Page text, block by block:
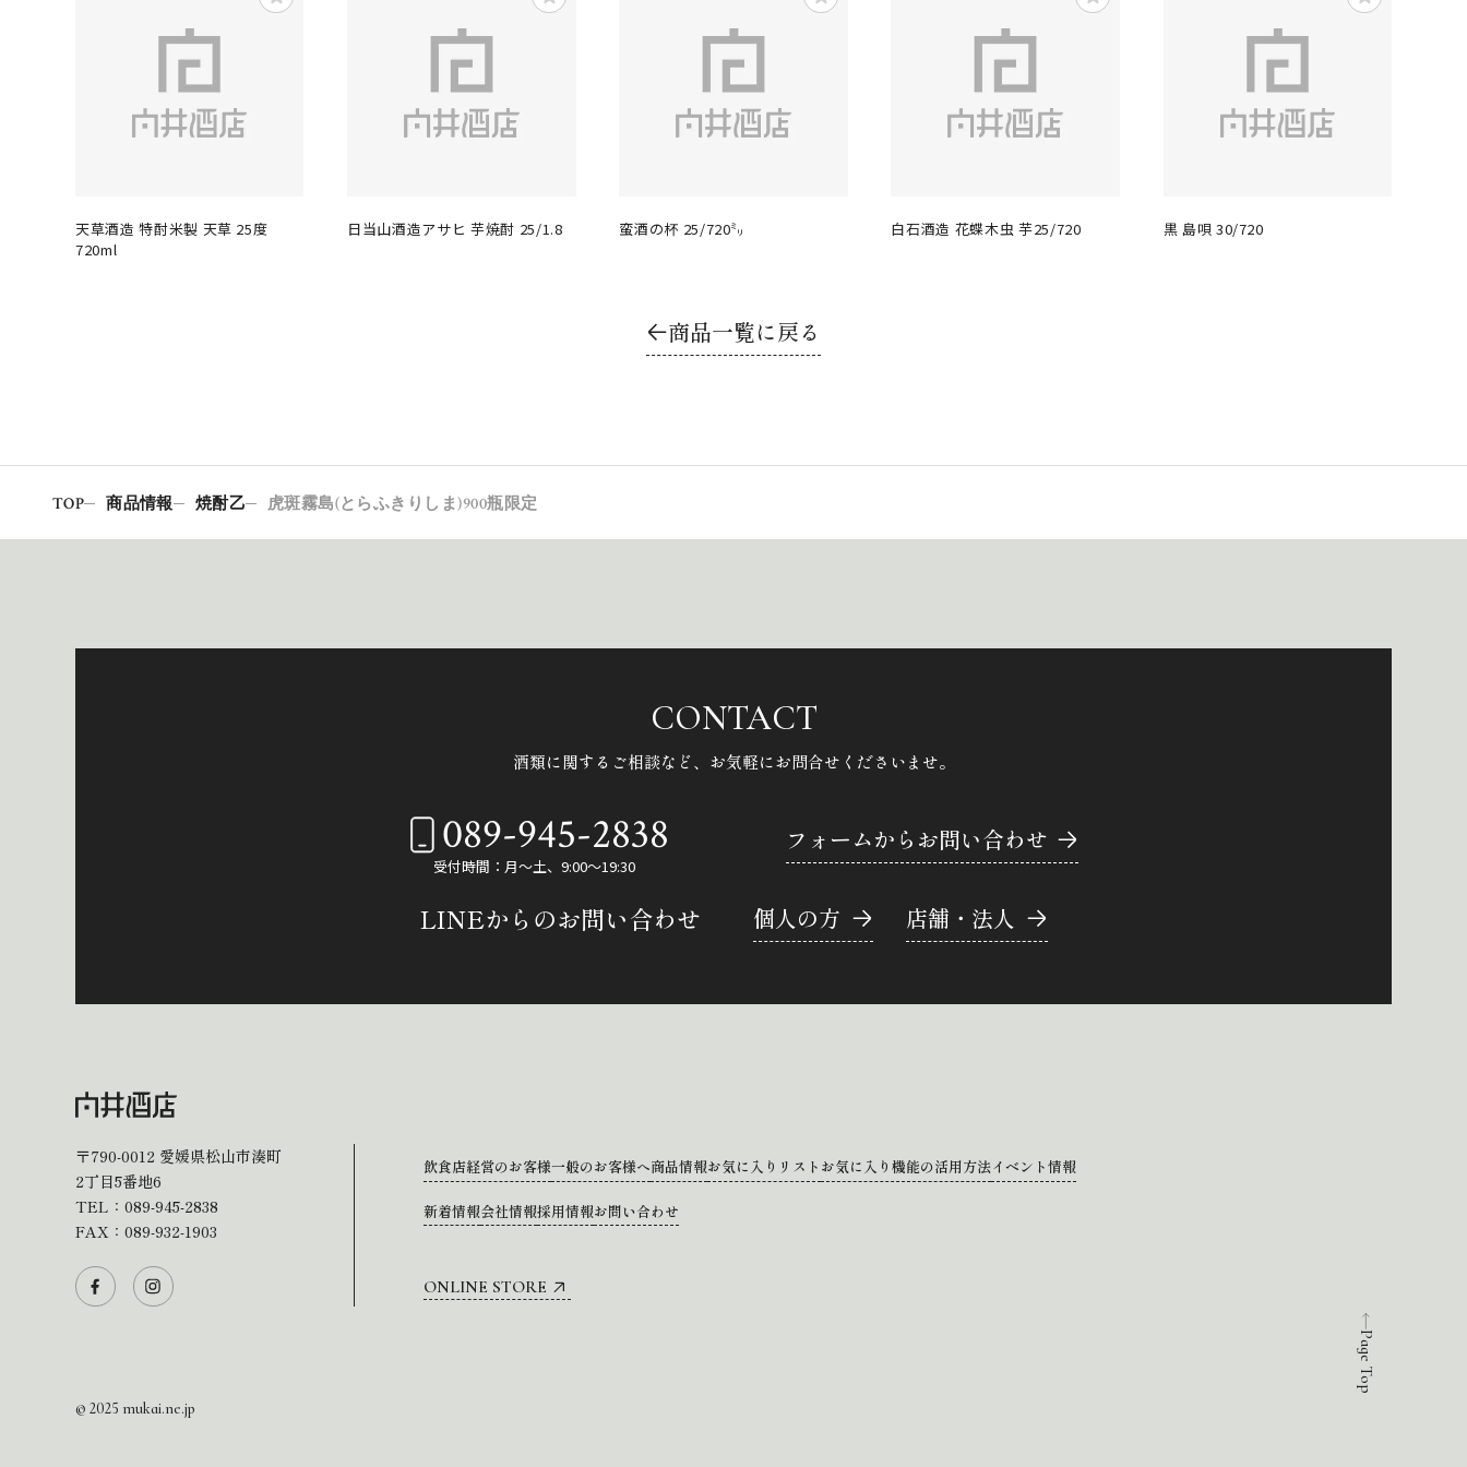
天草酒造 特酎米製 天草 25度
720ml
日当山酒造アサヒ 芋焼酎 25/1.8 蛮酒の杯 25/720㍉ 白石酒造 花蝶木虫 芋25/720 黒 島唄 30/720
商品一覧に戻る
TOP 商品情報 焼酎乙 虎斑霧島(とらふきりしま)900瓶限定
Page Top
CONTACT
酒類に関するご相談など、 お気軽にお問合せくださいませ。
089-945-2838
受付時間：月～土、9:00～19:30
フォームからお問い合わせ
LINEからのお問い合わせ 個人の方 店舗・法人
〒790-0012 愛媛県松山市湊町
2丁目5番地6
TEL： 089-945-2838
FAX：089-932-1903
飲食店経営のお客様一般のお客様へ商品情報お気に入りリスト お気に入り機能の活用方法イベント情報
新着情報会社情報採用情報お問い合わせ
ONLINE STORE
© 2025 mukai.ne.jp